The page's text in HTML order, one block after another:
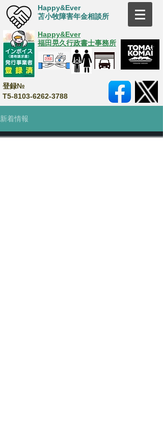
Happy&Ever
苫小牧障害年金相談所
Happy&Ever
福田晃久行政書士事務所
登録№
T5-8103-6262-3788
新着情報